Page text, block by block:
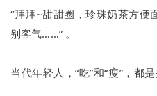
“拜拜~甜甜圈，珍珠奶茶方便
别客气……” 。
当代年轻人，“吃”和“瘦”，都